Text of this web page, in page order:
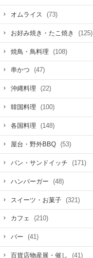
オムライス (73)
お好み焼き・たこ焼き (125)
焼鳥・鳥料理 (108)
串かつ (47)
沖縄料理 (22)
韓国料理 (100)
各国料理 (148)
屋台・野外BBQ (53)
パン・サンドイッチ (171)
ハンバーガー (48)
スイーツ・お菓子 (321)
カフェ (210)
バー (41)
百貨店物産展・催し (41)